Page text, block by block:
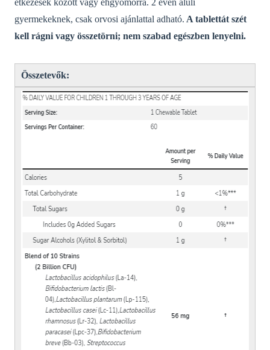
étkezések között vagy éhgyomorra. 2 éven aluli
gyermekeknek, csak orvosi ajánlattal adható. A tablettát szét
kell rágni vagy összetörni; nem szabad egészben lenyelni.
Összetevők: